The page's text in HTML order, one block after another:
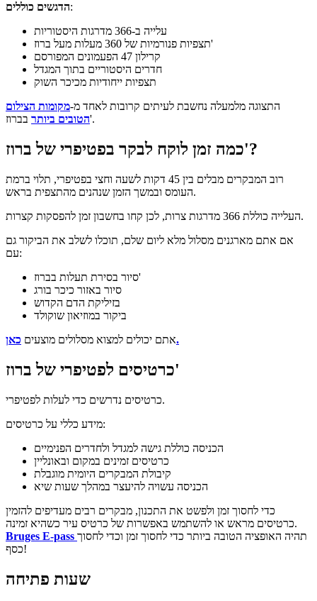
הדגשים כוללים:
עלייה ב-366 מדרגות היסטוריות
תצפיות פנורמיות של 360 מעלות מעל ברוז'
קרילון 47 הפעמונים המפורסם
חדרים היסטוריים בתוך המגדל
תצפיות ייחודיות מכיכר השוק
התצוגה מלמעלה נחשבת לעיתים קרובות לאחד מ-מקומות הצילום
הטובים ביותרבברוז'.
כמה זמן לוקח לבקר בפטיפרי של ברוז'?
רוב המבקרים מבלים בין 45 דקות לשעה וחצי בפטיפרי, תלוי ברמת
העומס ובמשך הזמן שנהנים מהתצפית בראש.
העלייה כוללת 366 מדרגות צרות, לכן קחו בחשבון זמן להפסקות קצרות.
אם אתם מארגנים מסלול מלא ליום שלם, תוכלו לשלב את הביקור גם
עם:
סיור בסירת תעלות בברוז'
סיור באזור כיכר בורג
בזיליקת הדם הקדוש
ביקור במוזיאון שוקולד
אתם יכולים למצוא מסלולים מוצעיםכאן.
כרטיסים לפטיפרי של ברוז'
כרטיסים נדרשים כדי לעלות לפטיפרי.
מידע כללי על כרטיסים:
הכניסה כוללת גישה למגדל ולחדרים הפנימיים
כרטיסים זמינים במקום ובאונליין
קיבולת המבקרים היומית מוגבלת
הכניסה עשויה להיעצר במהלך שעות שיא
כדי לחסוך זמן ולפשט את התכנון, מבקרים רבים מעדיפים להזמין
כרטיסים מראש או להשתמש באפשרות של כרטיס עיר כשהיא זמינה.
Bruges E-pass תהיה האופציה הטובה ביותר כדי לחסוך זמן וכדי לחסוך
כסף!
שעות פתיחה